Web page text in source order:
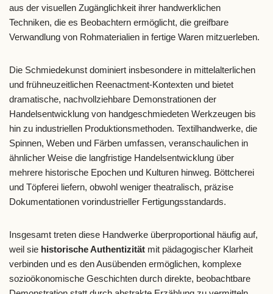
aus der visuellen Zugänglichkeit ihrer handwerklichen
Techniken, die es Beobachtern ermöglicht, die greifbare
Verwandlung von Rohmaterialien in fertige Waren mitzuerleben.
Die Schmiedekunst dominiert insbesondere in mittelalterlichen
und frühneuzeitlichen Reenactment-Kontexten und bietet
dramatische, nachvollziehbare Demonstrationen der
Handelsentwicklung von handgeschmiedeten Werkzeugen bis
hin zu industriellen Produktionsmethoden. Textilhandwerke, die
Spinnen, Weben und Färben umfassen, veranschaulichen in
ähnlicher Weise die langfristige Handelsentwicklung über
mehrere historische Epochen und Kulturen hinweg. Böttcherei
und Töpferei liefern, obwohl weniger theatralisch, präzise
Dokumentationen vorindustrieller Fertigungsstandards.
Insgesamt treten diese Handwerke überproportional häufig auf,
weil sie historische Authentizität mit pädagogischer Klarheit
verbinden und es den Ausübenden ermöglichen, komplexe
sozioökonomische Geschichten durch direkte, beobachtbare